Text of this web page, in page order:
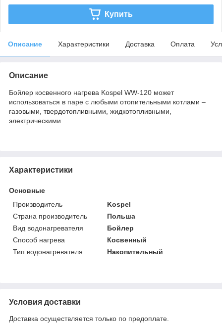
Купить
Описание Характеристики Доставка Оплата
Описание
Бойлер косвенного нагрева Kospel WW-120 может
использоваться в паре с любыми отопительными котлами –
газовыми, твердотопливными, жидкотопливными,
электрическими
Характеристики
Основные
Производитель
Kospel
Страна производитель
Польша
Вид водонагревателя
Бойлер
Способ нагрева
Косвенный
Тип водонагревателя
Накопительный
Условия доставки
Доставка осуществляется только по предоплате.